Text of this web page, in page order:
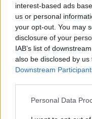
interest-based ads
us or personal
your opt-out. You may
disclosure of your
IAB’s list of
also be disclosed by
Downstream
Personal Data
Ketvirtadienio
kapinėse,
poilsio atgulė
Lietuvos